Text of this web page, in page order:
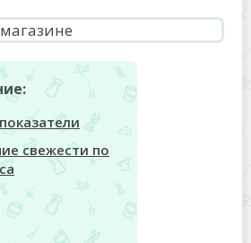
свежести по